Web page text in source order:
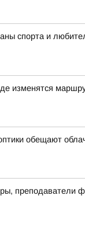
спорта и
изменятся
обещают
преподаватели